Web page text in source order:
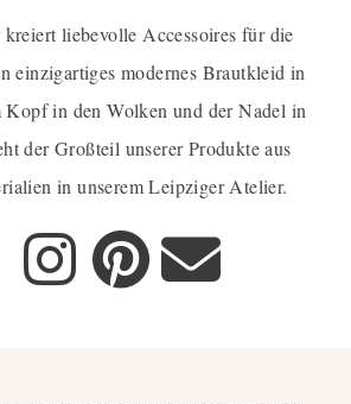
liebevolle Accessoires für die
einzigartiges modernes Brautkleid in
Kopf in den Wolken und der Nadel in
der Großteil unserer Produkte aus
in unserem Leipziger Atelier.